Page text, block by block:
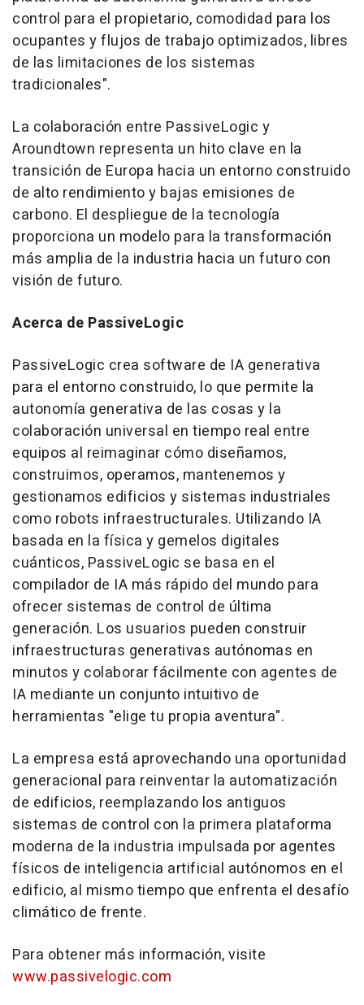
control para el propietario, comodidad para los
ocupantes y flujos de trabajo optimizados, libres
de las limitaciones de los sistemas
tradicionales".
La colaboración entre PassiveLogic y
Aroundtown representa un hito clave en la
transición de Europa hacia un entorno construido
de alto rendimiento y bajas emisiones de
carbono. El despliegue de la tecnología
proporciona un modelo para la transformación
más amplia de la industria hacia un futuro con
visión de futuro.
Acerca de PassiveLogic
PassiveLogic crea software de IA generativa
para el entorno construido, lo que permite la
autonomía generativa de las cosas y la
colaboración universal en tiempo real entre
equipos al reimaginar cómo diseñamos,
construimos, operamos, mantenemos y
gestionamos edificios y sistemas industriales
como robots infraestructurales. Utilizando IA
basada en la física y gemelos digitales
cuánticos, PassiveLogic se basa en el
compilador de IA más rápido del mundo para
ofrecer sistemas de control de última
generación. Los usuarios pueden construir
infraestructuras generativas autónomas en
minutos y colaborar fácilmente con agentes de
IA mediante un conjunto intuitivo de
herramientas "elige tu propia aventura".
La empresa está aprovechando una oportunidad
generacional para reinventar la automatización
de edificios, reemplazando los antiguos
sistemas de control con la primera plataforma
moderna de la industria impulsada por agentes
físicos de inteligencia artificial autónomos en el
edificio, al mismo tiempo que enfrenta el desafío
climático de frente.
Para obtener más información, visite
www.passivelogic.com